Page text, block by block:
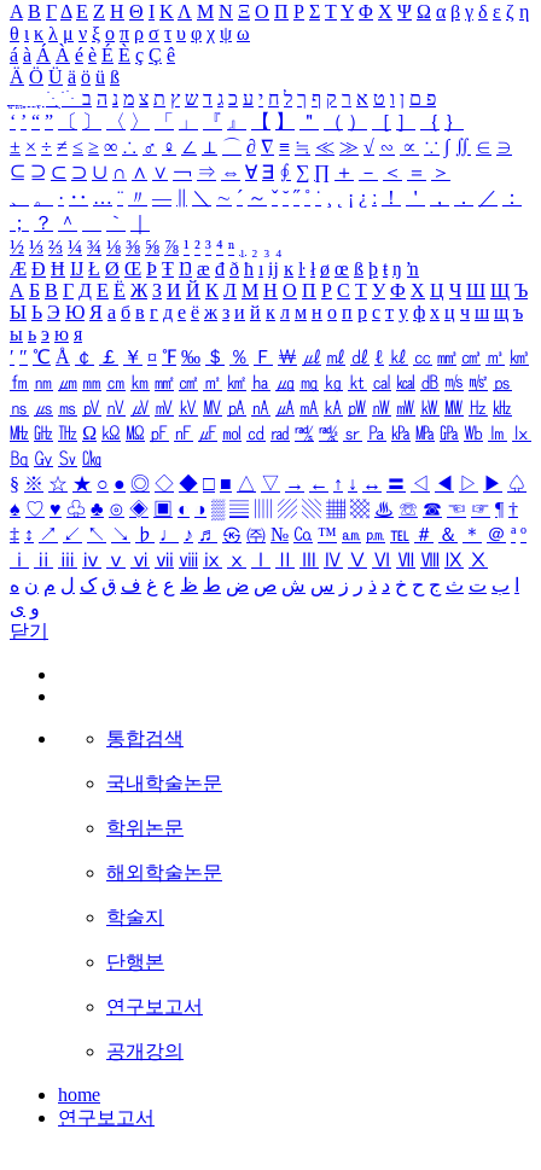
Α Β ΓΔ Ε Ζ Η Θ Ι ΚΛ Μ Ν Ξ Ο Π Ρ Σ ΤΥ Φ Χ Ψ Ω α β γ δ ε ζ η
θ ι κ λ μ ν ξ ο π ρ σ τ υ φ χ ψ ω
á à Á À é è É È ç Ç ê
Ä Ö Ü ä ö ü ß
ִֶֹ ֻּ ׁׂ פ ם ן ו ט א ר ק ף ך ל ח י ע כ ג ד ש ץ ת צ מ נ ה ב
‘ ’ “ ” 〔 〕 〈 〉 「 」 『 』 【 】 ＂ （ ） ［ ］ ｛ ｝
± × ÷ ≠ ≤ ≥ ∞ ∴ ♂ ♀ ∠ ⊥ ⌒ ∂ ∇ ≡ ≒ ≪ ≫ √ ∽ ∝ ∵ ∫ ∬ ∈ ∋
⊆ ⊇ ⊂ ⊃ ∪ ∩ ∧ ∨ ￢ ⇒ ⇔ ∀ ∃ ∮ ∑ ∏ ＋ － ＜ ＝
＞
、
。 · ‥ … ¨ 〃 ― ＼ ∼ ´ ～ ˇ ˘ ˝ ˚ ˙ ¸ ¡ ¿ ː ！ ＇ ， ． ／
：
；
？ ＾ ｀
½ ⅓ ⅔ ¼ ¾ ⅛ ⅜ ⅝ ⅞ ¹ ² ³ ⁴ ⁿ ₁ ₂ ₃ ₄
Æ Ð Ħ Ĳ Ł Ø Œ Þ Ŧ Ŋ æ đ ð ħ ı ĳ ĸ ŀ ł ø œ ß þ ŧ ŋ ŉ
А Б В Г Д Е Ё Ж З И Й К Л М Н О П Р С Т У Ф Х Ц Ч Ш Щ Ъ
Ы Ь Э Ю Я а б в г д е ё ж з и й к л м н о п р с т у ф х ц ч ш щ ъ
ы ь э ю я
′ ″ ℃ Å ￠ ￡ ￥ ¤ ℉ ‰ ＄ ％ Ｆ ￦ ㎕ ㎖ ㎗ ℓ ㎘ ㏄ ㎣ ㎤ ㎥ ㎦
㎙ ㎚ ㎛ ㎜ ㎝ ㎞ ㎟ ㎠ ㎡ ㎢ ㏊ ㎍ ㎎ ㎏ ㏏ ㎈ ㎉ ㏈ ㎧ ㎨ ㎰
㎱ ㎲ ㎳ ㎴ ㎵ ㎶ ㎷ ㎸ ㎹ ㎀ ㎁ ㎂ ㎃ ㎄ ㎺ ㎻ ㎽ ㎾ ㎿ ㎐ ㎑
㎒ ㎓ ㎔ Ω ㏀ ㏁ ㎊ ㎋ ㎌ ㏖ ㏅ ㎭ ㎮ ㎯ ㏛ ㎩ ㎪ ㎫ ㎬ ㏝ ㏐
㏓
㏃ ㏉ ㏜ ㏆
§ ※ ☆ ★ ○ ● ◎ ◇ ◆ □ ■ △ ▽ → ← ↑ ↓ ↔ 〓 ◁ ◀ ▷ ▶ ♤
♠ ♡ ♥ ♧ ♣ ⊙ ◈ ▣ ◐ ◑ ▒ ▤ ▨ ▧ ▦ ▩ ♨ ☏ ☎ ☜ ☞ ¶ †
‡ ↕ ↗ ↙ ↖ ↘ ♭ ♩ ♪ ♬ ㉿ ㈜ № ㏇ ™ ㏂ ㏘ ℡ ＃ ＆ ＊ ＠ ª º
ⅰ
ⅱ ⅲ ⅳ ⅴ ⅵ ⅶ ⅷ ⅸ ⅹ Ⅳ Ⅴ Ⅵ Ⅶ Ⅷ Ⅸ Ⅹ
ب ت ث ج ح خ د ذ ر ز س ش ص ض ط ظ ع غ ف ق ک ل م ن ه
و ی
닫기
통합검색
국내학술논문
학위논문
해외학술논문
학술지
단행본
연구보고서
공개강의
home
연구보고서